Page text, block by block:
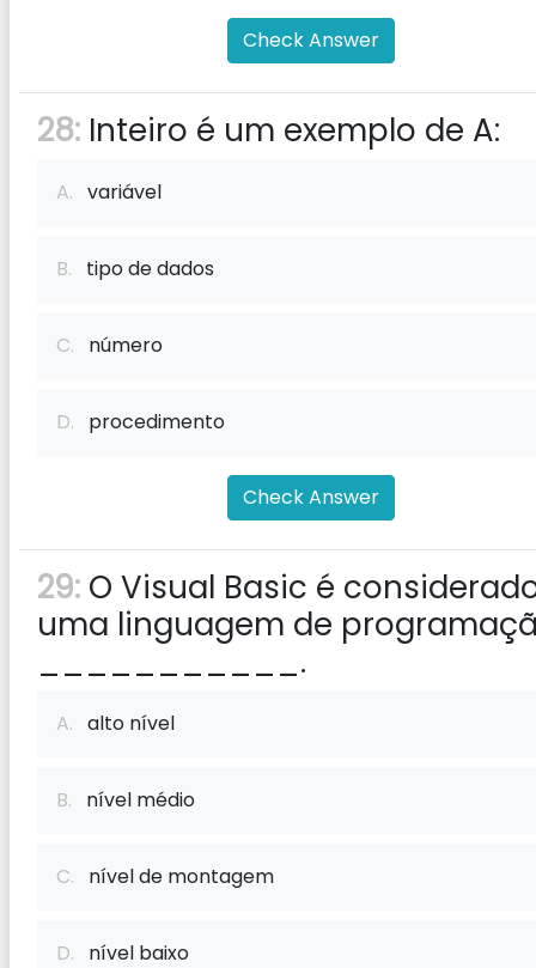
Check Answer
28: Inteiro é um exemplo de A:
A. variável
B. tipo de dados
C. número
D. procedimento
Check Answer
29: O Visual Basic é
uma linguagem de
___________.
A. alto nível
B. nível médio
C. nível de montagem
D. nível baixo